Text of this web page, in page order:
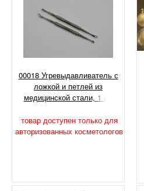
00018 Угревыдавливатель с
ложкой и петлей из
медицинской стали, 1 шт
товар доступен только для
авторизованных косметологов